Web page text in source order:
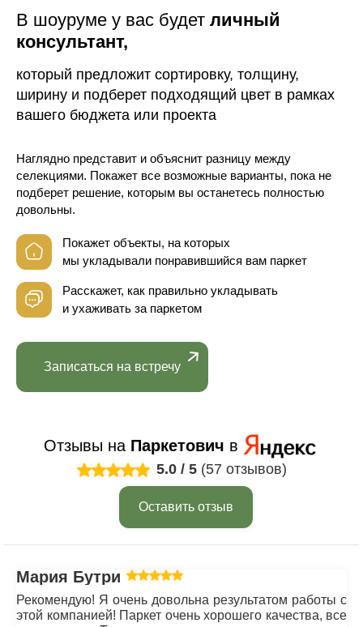
В шоуруме у вас будет личный
консультант,
который предложит сортировку, толщину,
ширину и подберет подходящий цвет в рамках
вашего бюджета или проекта
Наглядно представит и объяснит разницу между
селекциями. Покажет все возможные варианты, пока не
подберет решение, которым вы останетесь полностью
довольны.
Покажет объекты, на которых
мы укладывали понравившийся вам паркет
Расскажет, как правильно укладывать
и ухаживать за паркетом
Записаться на встречу
Отзывы на Паркетович в
5.0 / 5 (57 отзывов)
Оставить отзыв
Мария Бутрим
Рекомендую! Я очень довольна результатом работы с
этой компанией! Паркет очень хорошего качества, все